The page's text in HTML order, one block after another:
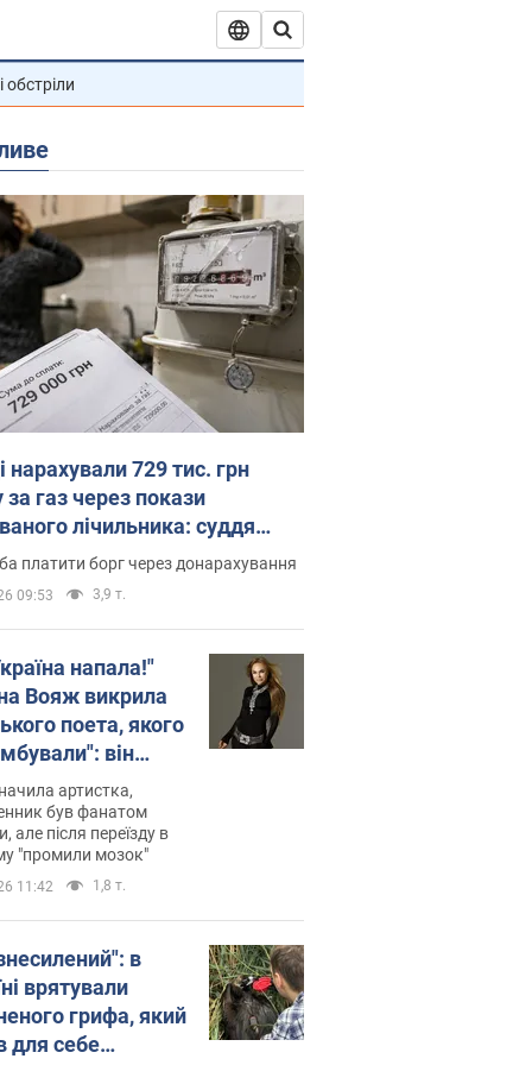
обстріли
нарахували 729 тис. грн
за газ через покази
лічильника: суддя
неочікуване рішення
платити борг через донарахування
09:53 3,9 т.
напала!"
Вояж викрила
поета, якого
він
російської не
тепер хоче
українців
артистка,
був фанатом
але після переїзду в
"промили мозок"
11:42 1,8 т.
в
врятували
грифа, який
для себе